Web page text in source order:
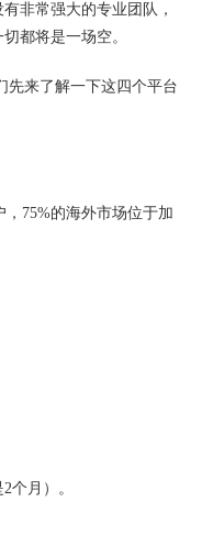
非常强大的专业团队，
都将是一场空。
先来了解一下这四个平台
75%的海外市场位于加
个月）。